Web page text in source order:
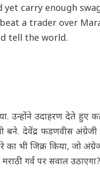
carry enough
a trader over
tell the world.
उन्होंने उदाहरण देते हुए
बने. देवेंद्र फडणवीस
का भी जिक्र किया, जो
गर्व पर सवाल